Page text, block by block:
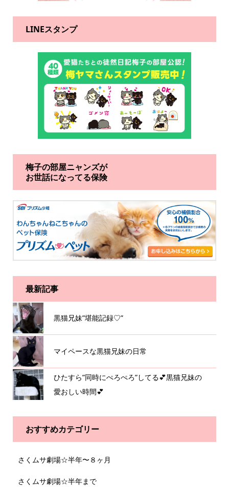
LINEスタンプ
梅子の部屋ニャンズが
お世話になってる保険
最新記事
黒猫兄妹”堪能記録♡”
マイペースな黒猫兄妹の日常
ひたすら”同時にぺろぺろ”してる💕黒猫兄妹の
愛おしい時間💕
おすすめカテゴリー
さくムサ劇場☆半年〜８ヶ月
さくムサ劇場☆半年まで